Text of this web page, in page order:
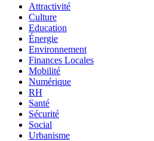
Attractivité
Culture
Education
Énergie
Environnement
Finances Locales
Mobilité
Numérique
RH
Santé
Sécurité
Social
Urbanisme